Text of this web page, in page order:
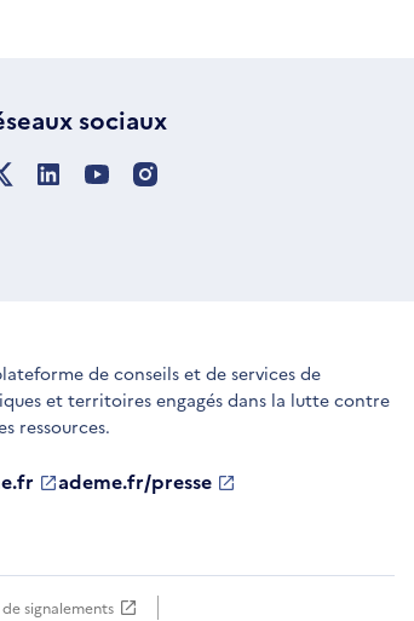
sociaux
de conseils et de services de
et territoires engagés dans la lutte contre
ressources.
ademe.fr/presse
S'ouvre
signalements